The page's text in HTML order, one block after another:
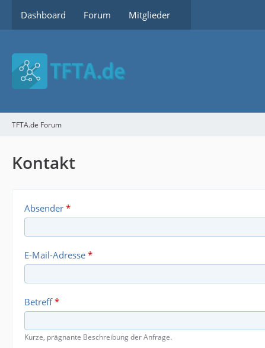
Dashboard Forum Mitglieder
TFTA.de Forum
Kontakt
Absender *
E-Mail-Adresse *
Betreff *
Kurze, prägnante Beschreibung der Anfrage.